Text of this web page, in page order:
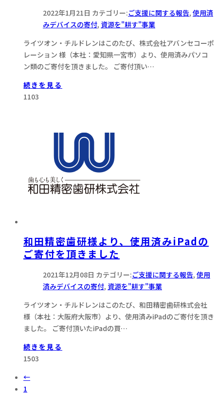
2022年1月21日 カテゴリー:ご支援に関する報告, 使用済
みデバイスの寄付, 資源を"耕す"事業
ライツオン・チルドレンはこのたび、株式会社アバンセコーポ
レーション 様（本社：愛知県一宮市）より、使用済みパソコ
ン類のご寄付を頂きました。 ご寄付頂い…
続きを見る
1103
和田精密歯研様より、使用済みiPadの
ご寄付を頂きました
2021年12月08日 カテゴリー:ご支援に関する報告, 使用
済みデバイスの寄付, 資源を"耕す"事業
ライツオン・チルドレンはこのたび、和田精密歯研株式会社
様（本社：大阪府大阪市）より、使用済みiPadのご寄付を頂き
ました。 ご寄付頂いたiPadの買…
続きを見る
1503
←
1